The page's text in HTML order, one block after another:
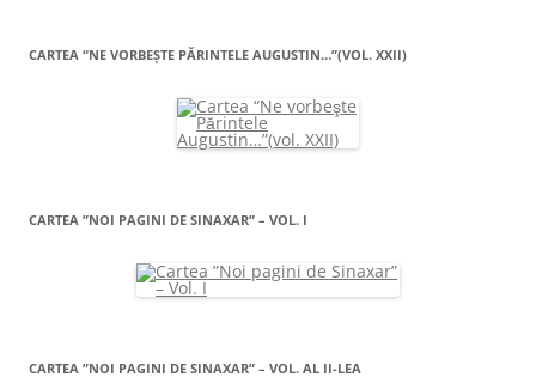
CARTEA “NE VORBEŞTE PĂRINTELE AUGUSTIN…”(VOL. XXII)
CARTEA ”NOI PAGINI DE SINAXAR” – VOL. I
CARTEA ”NOI PAGINI DE SINAXAR” – VOL. AL II-LEA